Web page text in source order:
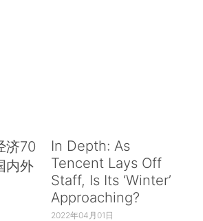
济70
内外
In Depth: As
Tencent Lays Off
Staff, Is Its ‘Winter’
Approaching?
2022年04月01日